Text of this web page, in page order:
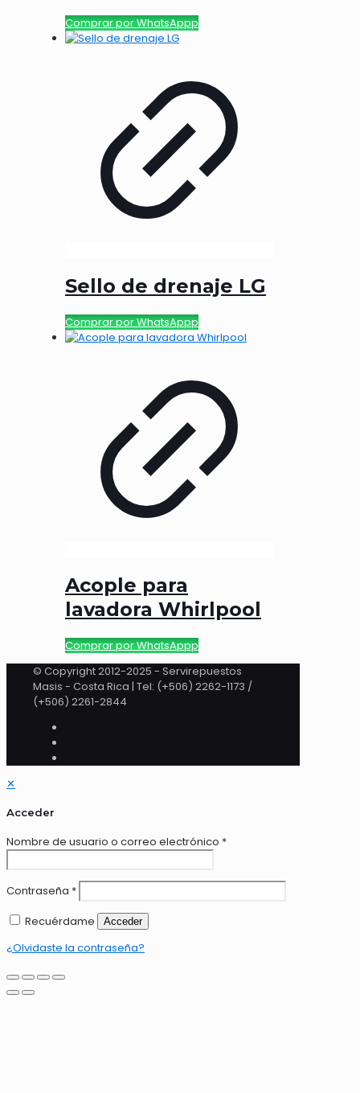
Comprar por WhatsAppp
Sello de drenaje LG
Comprar por WhatsAppp
Acople para
lavadora Whirlpool
Comprar por WhatsAppp
© Copyright 2012-2025 - Servirepuestos
Masis - Costa Rica | Tel: (+506) 2262-1173 /
(+506) 2261-2844
✕
Acceder
Nombre de usuario o correo electrónico *
Contraseña *
Recuérdame
Acceder
¿Olvidaste la contraseña?